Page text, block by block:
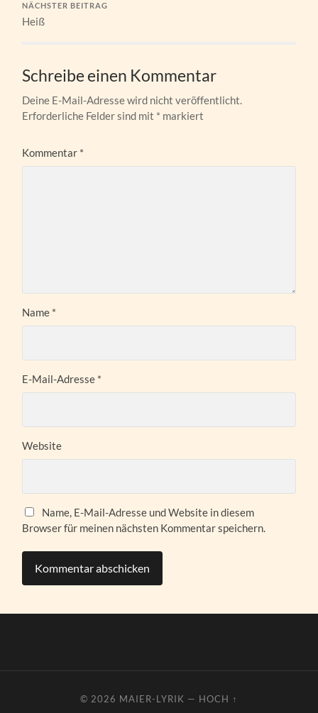
NÄCHSTER BEITRAG
Heiß
Schreibe einen Kommentar
Deine E-Mail-Adresse wird nicht veröffentlicht.
Erforderliche Felder sind mit * markiert
Kommentar *
Name *
E-Mail-Adresse *
Website
Name, E-Mail-Adresse und Website in diesem
Browser für meinen nächsten Kommentar speichern.
© 2026 MAIER-LYRIK — HOCH ↑